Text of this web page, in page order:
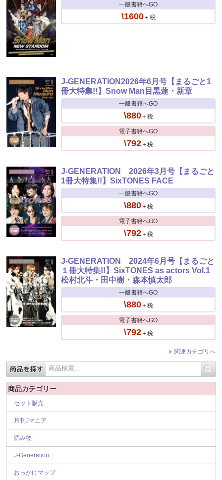
一般書籍へGO
\1600＋税
J-GENERATION2026年6月号【まるごと1
冊大特集!!】Snow Man目黒蓮・新章
一般書籍へGO
\880＋税
電子書籍へGO
\792＋税
J-GENERATION 2026年3月号【まるごと
1冊大特集!!】SixTONES FACE
一般書籍へGO
\880＋税
電子書籍へGO
\792＋税
J-GENERATION 2024年6月号【まるごと
１冊大特集!!】SixTONES as actors Vol.1
松村北斗・田中樹・森本慎太郎
一般書籍へGO
\880＋税
電子書籍へGO
\792＋税
関連カテゴリへ
商品カテゴリー
セット販売
月刊Jマニア
読み物
J-Generation
おっかけマップ